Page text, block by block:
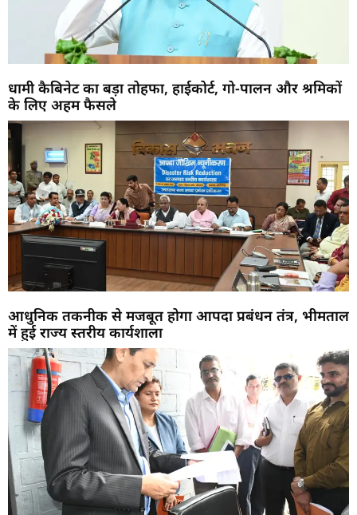
धामी कैबिनेट का बड़ा तोहफा, हाईकोर्ट, गो-पालन और श्रमिकों
के लिए अहम फैसले
आधुनिक तकनीक से मजबूत होगा आपदा प्रबंधन तंत्र, भीमताल
में हुई राज्य स्तरीय कार्यशाला